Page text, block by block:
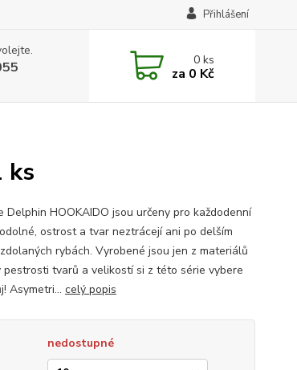
Přihlášení
0ks
za 0 Kč
ks
Delphin HOOKAIDO jsou určeny pro každodenní
ostrost a tvar neztrácejí ani po delším
rybách. Vyrobené jsou jen z materiálů
pestrosti tvarů a velikostí si z této série vybere
Asymetri... celý popis
nedostupné